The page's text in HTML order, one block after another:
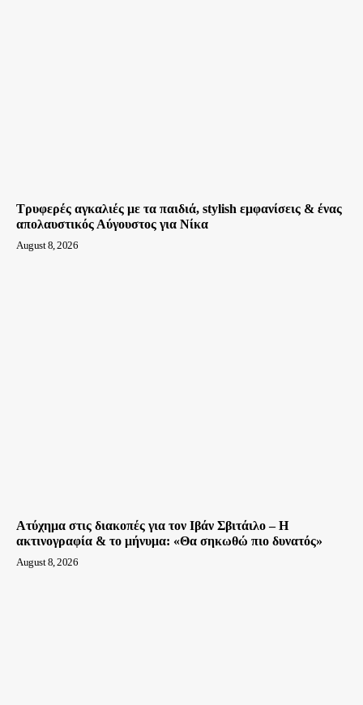
Τρυφερές αγκαλιές με τα παιδιά, stylish εμφανίσεις & ένας
απολαυστικός Αύγουστος για Νίκα
August 8, 2026
Ατύχημα στις διακοπές για τον Ιβάν Σβιτάιλο – Η
ακτινογραφία & το μήνυμα: «Θα σηκωθώ πιο δυνατός»
August 8, 2026